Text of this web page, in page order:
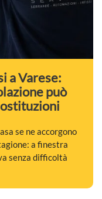
a Varese:
può
se ne accorgono
a finestra
senza difficoltà